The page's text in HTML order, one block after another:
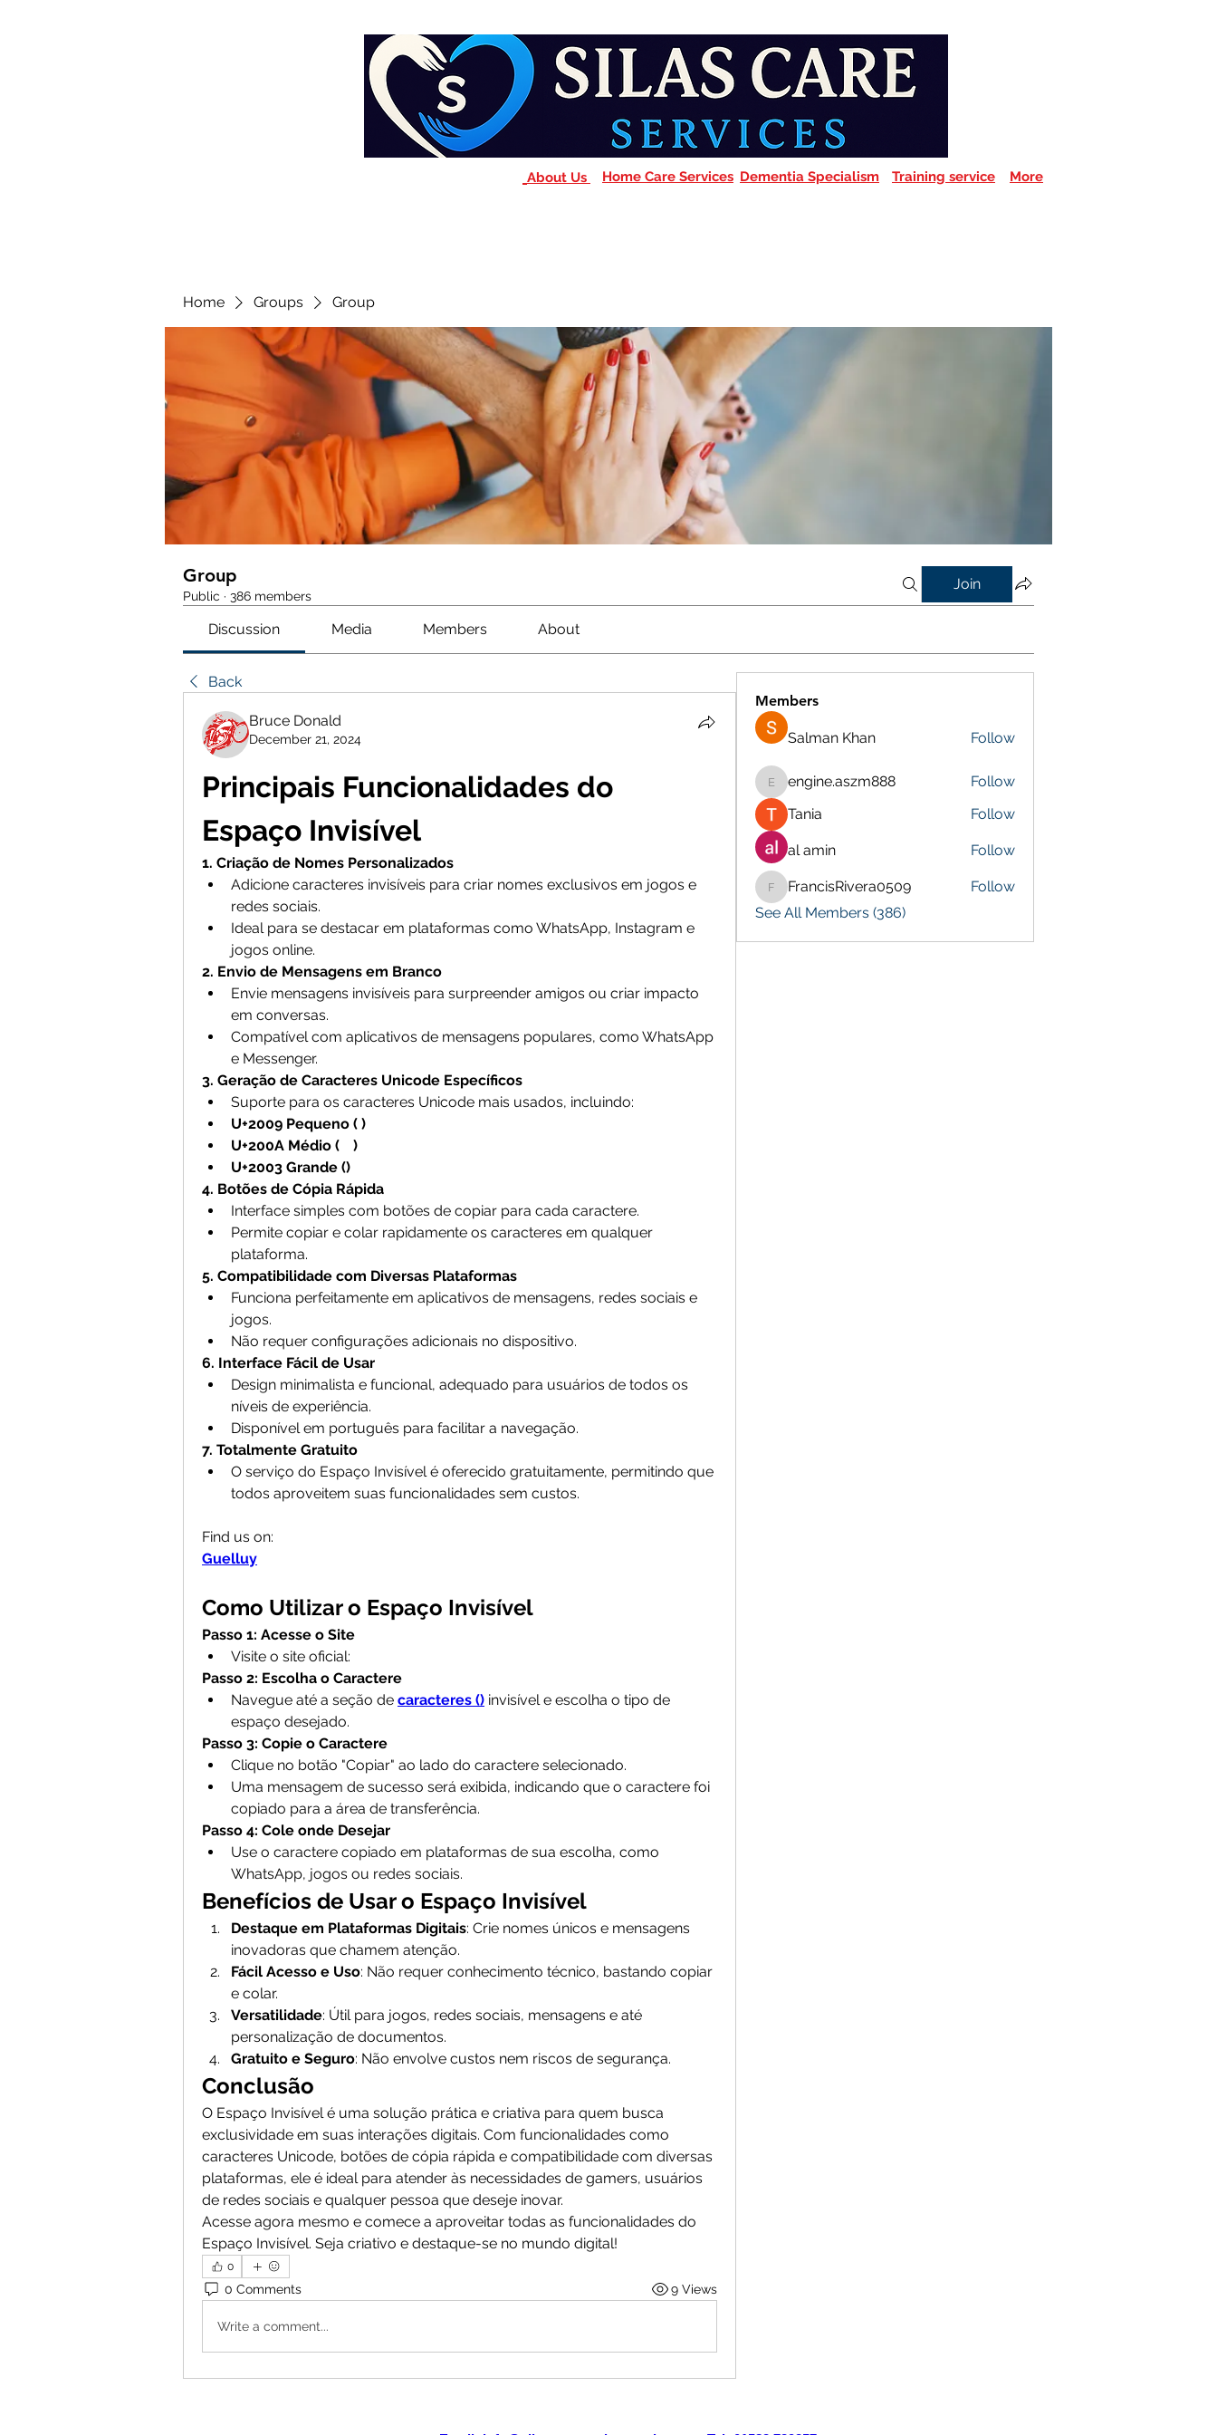
About Us Home Care Services Dementia Specialism Training service More
Home Groups Group
Group
Public · 386 members
Join
Discussion Media Members About
Back
Bruce Donald
December 21, 2024
Principais Funcionalidades do
Espaço Invisível
1. Criação de Nomes Personalizados
Adicione caracteres invisíveis para criar nomes exclusivos em jogos e
redes sociais.
Ideal para se destacar em plataformas como WhatsApp, Instagram e
jogos online.
2. Envio de Mensagens em Branco
Envie mensagens invisíveis para surpreender amigos ou criar impacto
em conversas.
Compatível com aplicativos de mensagens populares, como WhatsApp
e Messenger.
3. Geração de Caracteres Unicode Específicos
Suporte para os caracteres Unicode mais usados, incluindo:
U+2009 Pequeno ( )
U+200A Médio (ﾠ)
U+2003 Grande (ㅤ)
4. Botões de Cópia Rápida
Interface simples com botões de copiar para cada caractere.
Permite copiar e colar rapidamente os caracteres em qualquer
plataforma.
5. Compatibilidade com Diversas Plataformas
Funciona perfeitamente em aplicativos de mensagens, redes sociais e
jogos.
Não requer configurações adicionais no dispositivo.
6. Interface Fácil de Usar
Design minimalista e funcional, adequado para usuários de todos os
níveis de experiência.
Disponível em português para facilitar a navegação.
7. Totalmente Gratuito
O serviço do Espaço Invisível é oferecido gratuitamente, permitindo que
todos aproveitem suas funcionalidades sem custos.
Find us on:
Guelluy
Como Utilizar o Espaço Invisível
Passo 1: Acesse o Site
Visite o site oficial:
Passo 2: Escolha o Caractere
Navegue até a seção de caracteres () invisível e escolha o tipo de
espaço desejado.
Passo 3: Copie o Caractere
Clique no botão "Copiar" ao lado do caractere selecionado.
Uma mensagem de sucesso será exibida, indicando que o caractere foi
copiado para a área de transferência.
Passo 4: Cole onde Desejar
Use o caractere copiado em plataformas de sua escolha, como
WhatsApp, jogos ou redes sociais.
Benefícios de Usar o Espaço Invisível
Destaque em Plataformas Digitais: Crie nomes únicos e mensagens
inovadoras que chamem atenção.
Fácil Acesso e Uso: Não requer conhecimento técnico, bastando copiar
e colar.
Versatilidade: Útil para jogos, redes sociais, mensagens e até
personalização de documentos.
Gratuito e Seguro: Não envolve custos nem riscos de segurança.
Conclusão
O Espaço Invisível é uma solução prática e criativa para quem busca
exclusividade em suas interações digitais. Com funcionalidades como
caracteres Unicode, botões de cópia rápida e compatibilidade com diversas
plataformas, ele é ideal para atender às necessidades de gamers, usuários
de redes sociais e qualquer pessoa que deseje inovar.
Acesse agora mesmo e comece a aproveitar todas as funcionalidades do
Espaço Invisível. Seja criativo e destaque-se no mundo digital!
0
0 Comments 9 Views
Write a comment...
Members
Salman Khan Follow
engine.aszm888
engine.aszm888
Follow
Tania
Follow
al amin Follow
FrancisRivera0509
FrancisRivera0509
Follow
See All Members (386)